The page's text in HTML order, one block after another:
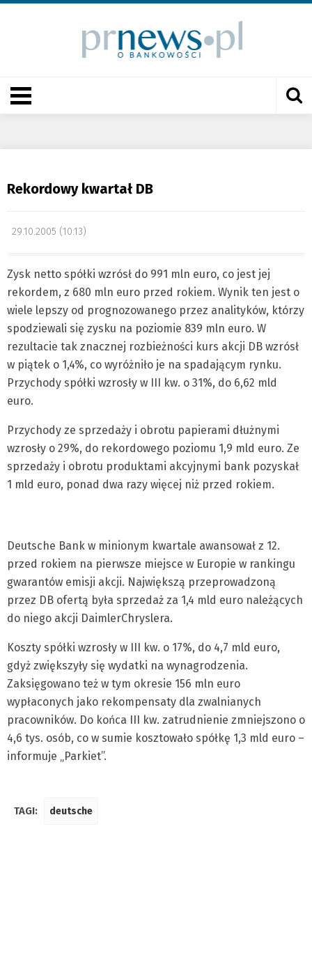
Rekordowy kwartał DB
29.10.2005 (10:13)
Zysk netto spółki wzrósł do 991 mln euro, co jest jej
rekordem, z 680 mln euro przed rokiem. Wynik ten jest o
wiele lepszy od prognozowanego przez analityków, którzy
spodziewali się zysku na poziomie 839 mln euro. W
rezultacie tak znacznej rozbieżności kurs akcji DB wzrósł
w piątek o 1,4%, co wyróżniło je na spadającym rynku.
Przychody spółki wzrosły w III kw. o 31%, do 6,62 mld
euro.
Przychody ze sprzedaży i obrotu papierami dłużnymi
wzrosły o 29%, do rekordowego poziomu 1,9 mld euro. Ze
sprzedaży i obrotu produktami akcyjnymi bank pozyskał
1 mld euro, ponad dwa razy więcej niż przed rokiem.
Deutsche Bank w minionym kwartale awansował z 12.
przed rokiem na pierwsze miejsce w Europie w rankingu
gwarantów emisji akcji. Największą przeprowadzoną
przez DB ofertą była sprzedaż za 1,4 mld euro należących
do niego akcji Daimler­Chryslera.
Koszty spółki wzrosły w III kw. o 17%, do 4,7 mld euro,
gdyż zwiększyły się wydatki na wynagrodzenia.
Zaksięgowano też w tym okresie 156 mln euro
wypłaconych jako rekompensaty dla zwalnianych
pracowników. Do końca III kw. zatrudnienie zmniejszono o
4,6 tys. osób, co w sumie kosztowało spółkę 1,3 mld euro –
informuje „Parkiet”.
TAGI: deutsche